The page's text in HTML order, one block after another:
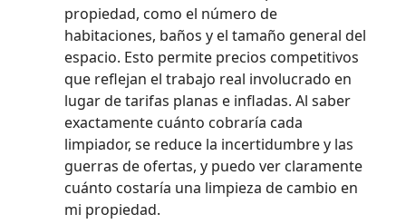
propiedad, como el número de
habitaciones, baños y el tamaño general del
espacio. Esto permite precios competitivos
que reflejan el trabajo real involucrado en
lugar de tarifas planas e infladas. Al saber
exactamente cuánto cobraría cada
limpiador, se reduce la incertidumbre y las
guerras de ofertas, y puedo ver claramente
cuánto costaría una limpieza de cambio en
mi propiedad.